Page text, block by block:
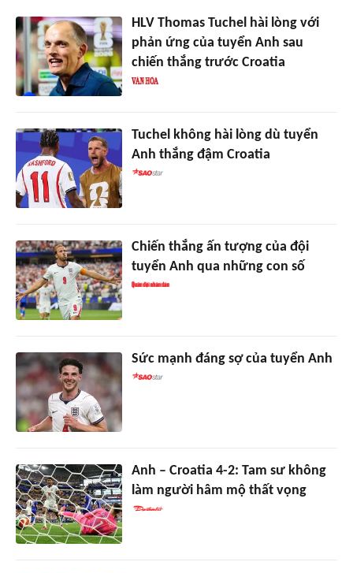
HLV Thomas Tuchel hài lòng với
phản ứng của tuyển Anh sau
chiến thắng trước Croatia
Tuchel không hài lòng dù tuyển
Anh thắng đậm Croatia
Chiến thắng ấn tượng của đội
tuyển Anh qua những con số
Sức mạnh đáng sợ của tuyển Anh
Anh – Croatia 4-2: Tam sư không
làm người hâm mộ thất vọng